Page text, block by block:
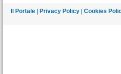
Il Portale| Privacy Policy| Cookies